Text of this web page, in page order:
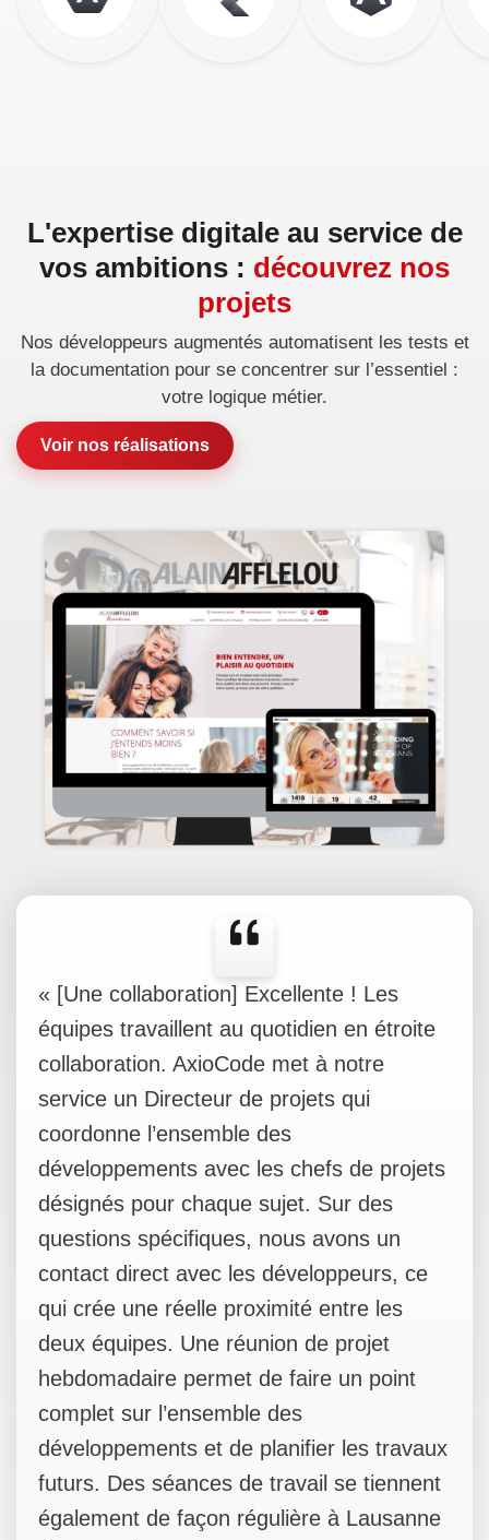
L'expertise digitale au service de
vos ambitions : découvrez nos
projets
Nos développeurs augmentés automatisent les tests et
la documentation pour se concentrer sur l’essentiel :
votre logique métier.
Voir nos réalisations
« [Une collaboration] Excellente ! Les
équipes travaillent au quotidien en étroite
collaboration. AxioCode met à notre
service un Directeur de projets qui
coordonne l’ensemble des
développements avec les chefs de projets
désignés pour chaque sujet. Sur des
questions spécifiques, nous avons un
contact direct avec les développeurs, ce
qui crée une réelle proximité entre les
deux équipes. Une réunion de projet
hebdomadaire permet de faire un point
complet sur l’ensemble des
développements et de planifier les travaux
futurs. Des séances de travail se tiennent
également de façon régulière à Lausanne